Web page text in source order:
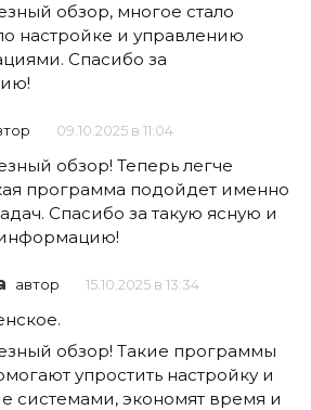
обзор, многое стало
настройке и управлению
Спасибо за
09.10.2025 в 11:04
обзор! Теперь легче
программа подойдет именно
Спасибо за такую ясную и
автор 15.10.2025 в 13:34
обзор! Такие программы
упростить настройку и
системами, экономят время и